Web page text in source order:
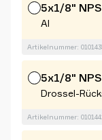
5x1/8"
Al
Artikelnummer:
5x1/8"
Drossel-
Artikelnummer: